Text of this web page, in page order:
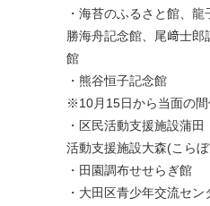
・海苔のふるさと館、龍
勝海舟記念館、尾﨑士
館
・熊谷恒子記念館
※10月15日から当面の
・区民活動支援施設蒲
活動支援施設大森(こら
・田園調布せせらぎ館
・大田区青少年交流セン